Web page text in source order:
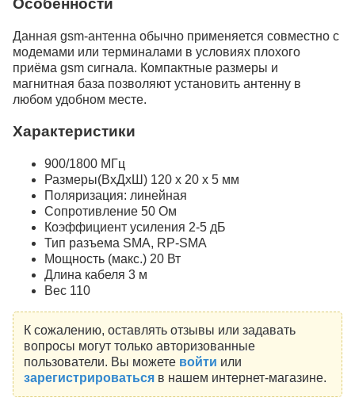
Особенности
Данная gsm-антенна обычно применяется совместно с
модемами или терминалами в условиях плохого
приёма gsm сигнала. Компактные размеры и
магнитная база позволяют установить антенну в
любом удобном месте.
Характеристики
900/1800 МГц
Размеры(ВхДхШ) 120 x 20 х 5 мм
Поляризация: линейная
Сопротивление 50 Ом
Коэффициент усиления 2-5 дБ
Тип разъема SMA, RP-SMA
Мощность (макс.) 20 Вт
Длина кабеля 3 м
Вес 110
К сожалению, оставлять отзывы или задавать
вопросы могут только авторизованные
пользователи. Вы можете войти или
зарегистрироватьсяв нашем интернет-магазине.